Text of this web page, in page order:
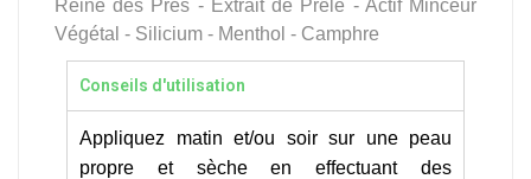
Reine des Prés - Extrait de Prêle - Actif Minceur
Végétal - Silicium - Menthol - Camphre
Conseils d'utilisation
Appliquez matin et/ou soir sur une peau
propre et sèche en effectuant des